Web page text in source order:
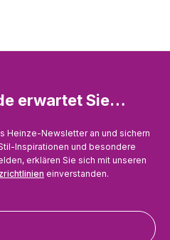
erwartet Sie…
Heinze-Newsletter an und sichern
Inspirationen und besondere
erklären Sie sich mit unseren
einverstanden.